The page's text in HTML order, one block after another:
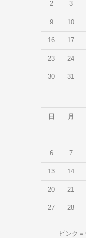
2 3
9 10
16 17
23 24
30 31
日
月
6 7
13 14
20 21
27 28
ピンク＝